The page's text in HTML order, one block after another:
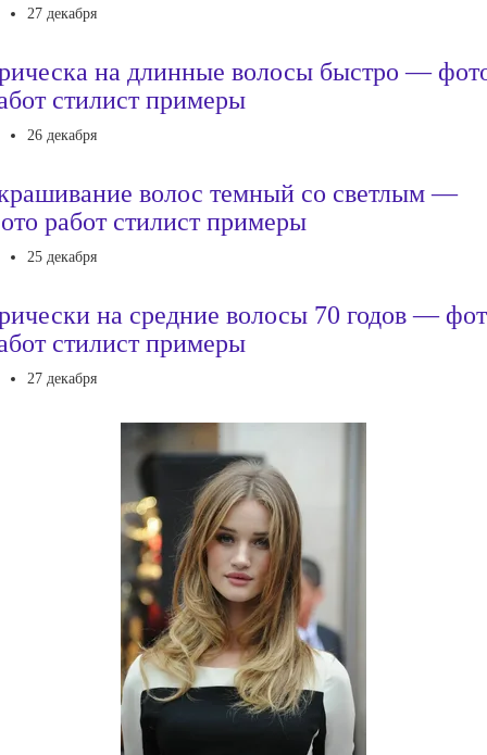
27 декабря
на длинные волосы быстро —
стилист примеры
26 декабря
волос темный со светлым —
работ стилист примеры
25 декабря
на средние волосы 70 годов —
стилист примеры
27 декабря